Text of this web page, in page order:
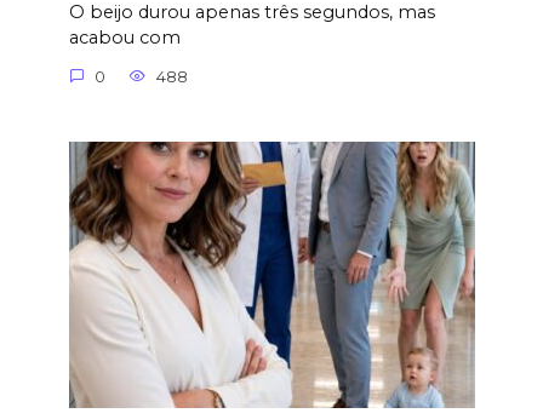
O beijo durou apenas três segundos, mas
acabou com
0 488